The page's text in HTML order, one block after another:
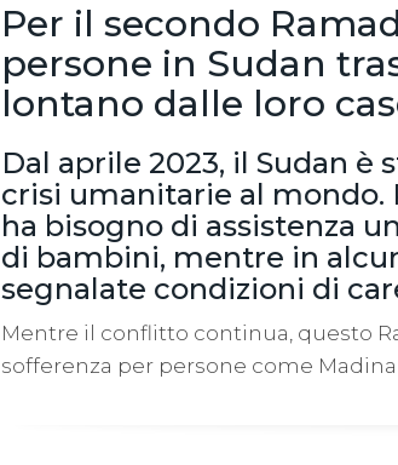
Per il secondo
persone in Sudan
lontano dalle loro
Dal aprile 2023, il Sudan
crisi umanitarie al mondo.
ha bisogno di assistenza
di bambini, mentre in
segnalate condizioni di
Mentre il conflitto continua, questo
sofferenza per persone come